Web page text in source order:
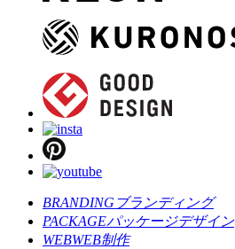
BRANDING ブランディング
PACKAGEパッケージデザイン
WEBWEB制作